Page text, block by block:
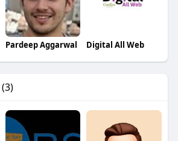
Pardeep Aggarwal Digital All Web
(3)